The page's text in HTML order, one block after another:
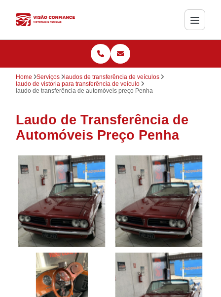
Home Serviços
laudos de transferência de veículos
laudo de vistoria para transferência de veículo
laudo de transferência de automóveis preço Penha
Laudo de Transferência de
Automóveis Preço Penha